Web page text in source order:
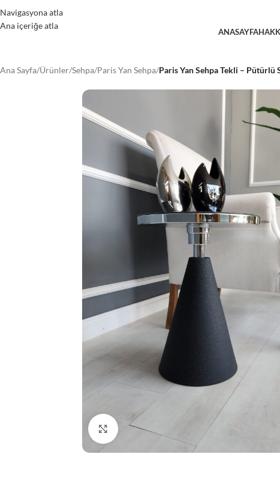
Navigasyona atla
Ana içeriğe atla
ANASAYFA
Ana Sayfa/Ürünler/Sehpa/Paris Yan Sehpa/Paris Yan Sehpa Tekli – Pütürlü
Büyütmek için tıklayın